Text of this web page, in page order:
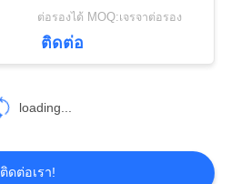
ความถี่สูง
ต่อรองได้ MOQ:เจรจาต่อรอง
ติดต่อ
loading...
ติดต่อเรา!